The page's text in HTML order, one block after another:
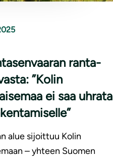
ranta-
”Kolin
ei saa uhrata
alue sijoittuu Kolin
– yhteen Suomen